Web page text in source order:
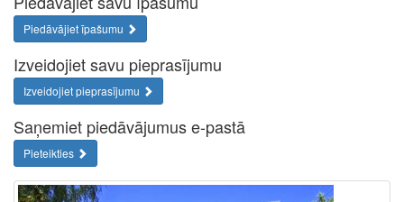
Piedāvājiet īpašumu
Izveidojiet savu pieprasījumu
Izveidojiet pieprasījumu
Saņemiet piedāvājumus e-pastā
Pieteikties